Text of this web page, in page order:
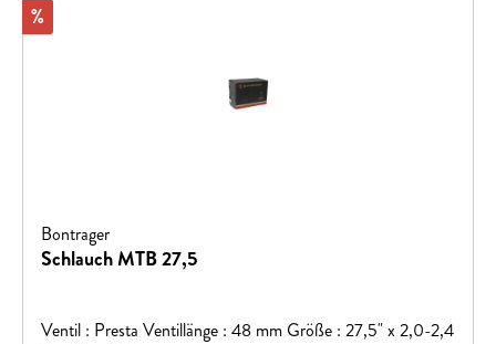
Rabatt
%
Bontrager
Schlauch MTB 27,5
Ventil : Presta Ventillänge : 48 mm Größe : 27,5" x 2,0-2,4